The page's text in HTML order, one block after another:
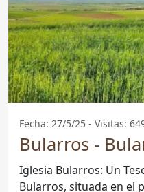
Fecha: 27/5/25 - Visitas:
Bularros -
Iglesia Bularros: Un Tesoro en
Bularros, situada en el